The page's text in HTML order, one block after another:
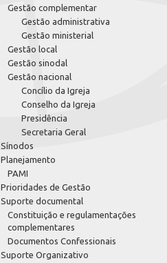
Gestão complementar
Gestão administrativa
Gestão ministerial
Gestão local
Gestão sinodal
Gestão nacional
Concílio da Igreja
Conselho da Igreja
Presidência
Secretaria Geral
Sínodos
Planejamento
PAMI
Prioridades de Gestão
Suporte documental
Constituição e regulamentações
complementares
Documentos Confessionais
Suporte Organizativo